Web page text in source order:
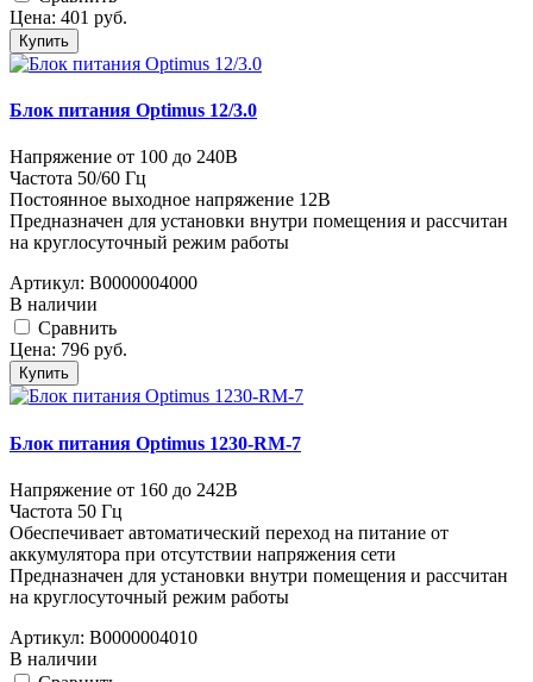
Цена: 401 руб.
Купить
Блок питания Optimus 12/3.0
Напряжение от 100 до 240В
Частота 50/60 Гц
Постоянное выходное напряжение 12В
Предназначен для установки внутри помещения и рассчитан
на круглосуточный режим работы
Артикул: В0000004000
В наличии
Cравнить
Цена: 796 руб.
Купить
Блок питания Optimus 1230-RM-7
Напряжение от 160 до 242В
Частота 50 Гц
Обеспечивает автоматический переход на питание от
аккумулятора при отсутствии напряжения сети
Предназначен для установки внутри помещения и рассчитан
на круглосуточный режим работы
Артикул: В0000004010
В наличии